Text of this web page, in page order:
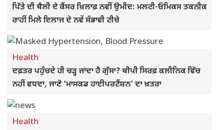
ਪਿੱਤੇ ਦੀ ਥੈਲੀ ਦੇ ਕੈਂਸਰ ਖ਼ਿਲਾਫ਼ ਨਵੀਂ ਉਮੀਦ: ਮਲਟੀ-ਓਮਿਕਸ ਤਕਨੀਕ
ਰਾਹੀਂ ਮਿਲੇ ਇਲਾਜ ਦੇ ਨਵੇਂ ਸੰਭਾਵੀ ਟੀਚੇ
Health
ਦਫ਼ਤਰ ਪਹੁੰਚਦੇ ਹੀ ਚੜ੍ਹ ਜਾਂਦਾ ਹੈ ਗੁੱਸਾ? ਬੀਪੀ ਸਿਰਫ਼ ਕਲੀਨਿਕ ਵਿੱਚ
ਨਹੀਂ ਵਧਦਾ, ਜਾਣੋ ‘ਮਾਸਕਡ ਹਾਈਪਰਟੈਂਸ਼ਨ’ ਦਾ ਖ਼ਤਰਾ
Health